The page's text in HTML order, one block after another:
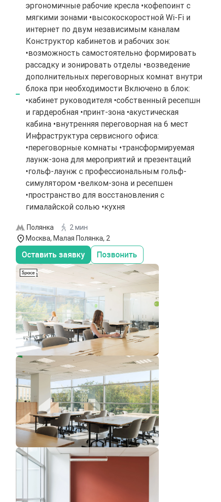
эргономичные рабочие кресла •кофепоинт с
мягкими зонами •высокоскоростной Wi-Fi и
интернет по двум независимым каналам
Конструктор кабинетов и рабочих зон:
•возможность самостоятельно формировать
рассадку и зонировать отделы •возведение
дополнительных переговорных комнат внутри
блока при необходимости Включено в блок:
•кабинет руководителя •собственный ресепшн
и гардеробная •принт-зона •акустическая
кабина •внутренняя переговорная на 6 мест
Инфраструктура сервисного офиса:
•переговорные комнаты •трансформируемая
лаунж-зона для мероприятий и презентаций
•гольф-лаунж с профессиональным гольф-
симулятором •велком-зона и ресепшен
•пространство для восстановления с
гималайской солью •кухня
Полянка
2 мин
Москва, Малая Полянка, 2
Оставить заявку Позвонить